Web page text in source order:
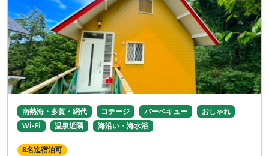
南熱海・多賀・網代 コテージ バーベキュー
おしゃれ
Wi-Fi
温泉近隣 海沿い・海水浴
8名迄宿泊可